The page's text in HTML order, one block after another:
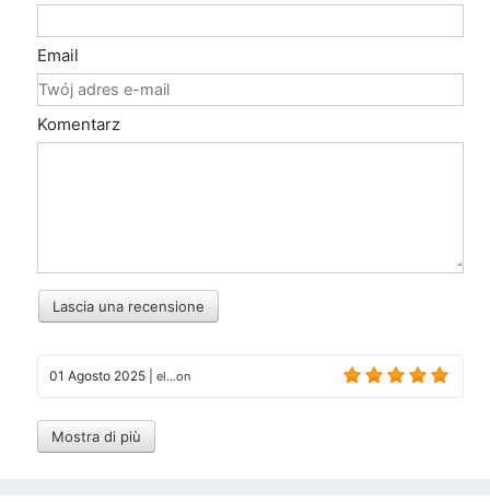
Email
Komentarz
Lascia una recensione
01 Agosto 2025 el...on
Mostra di più